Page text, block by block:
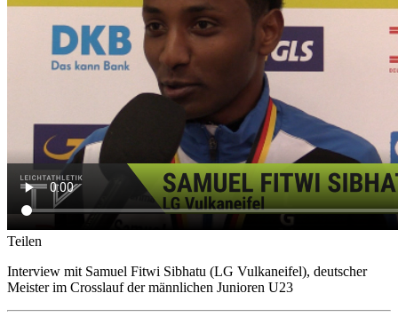
Teilen
Interview mit Samuel Fitwi Sibhatu (LG Vulkaneifel), deutscher
Meister im Crosslauf der männlichen Junioren U23